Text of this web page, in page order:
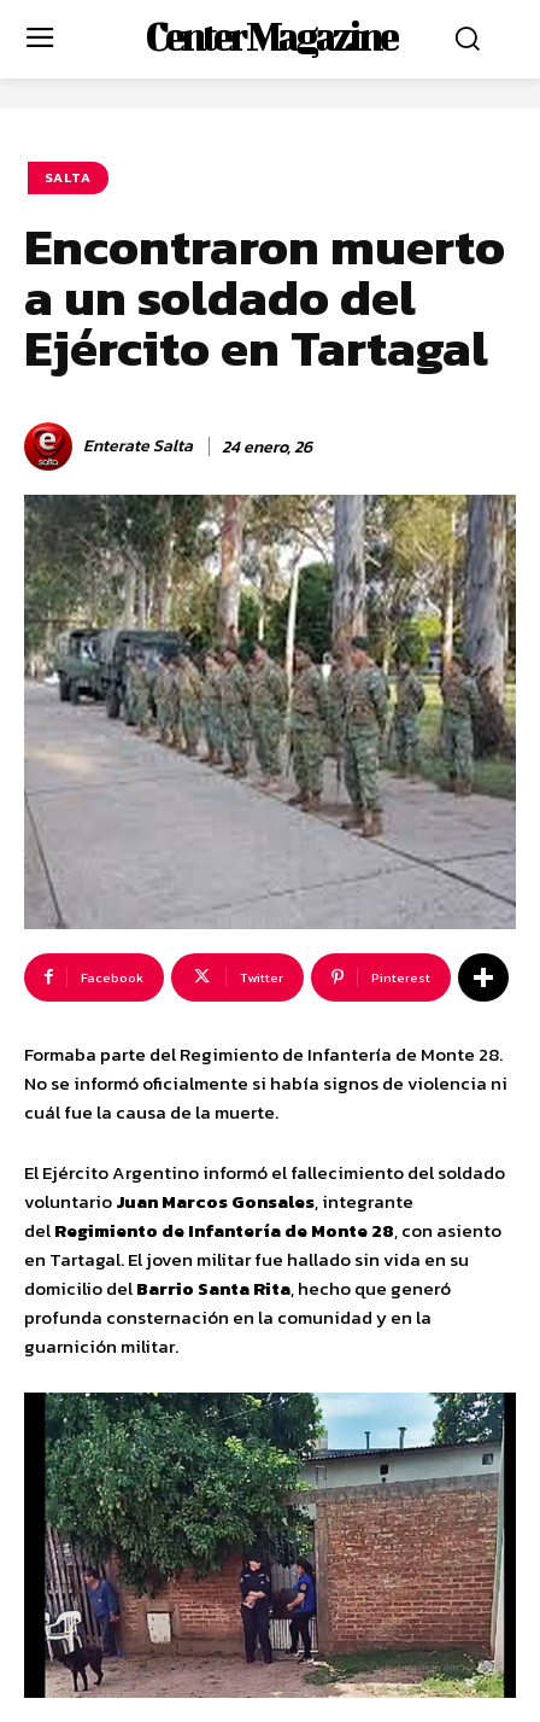
Center Magazine
SALTA
Encontraron muerto
a un soldado del
Ejército en Tartagal
Enterate Salta 24 enero, 26
Facebook Twitter Pinterest
Formaba parte del Regimiento de Infantería de Monte 28.
No se informó oficialmente si había signos de violencia ni
cuál fue la causa de la muerte.
El Ejército Argentino informó el fallecimiento del soldado
voluntarioJuan Marcos Gonsales, integrante
delRegimiento de Infantería de Monte 28, con asiento
en Tartagal. El joven militar fue hallado sin vida en su
domicilio delBarrio Santa Rita, hecho que generó
profunda consternación en la comunidad y en la
guarnición militar.